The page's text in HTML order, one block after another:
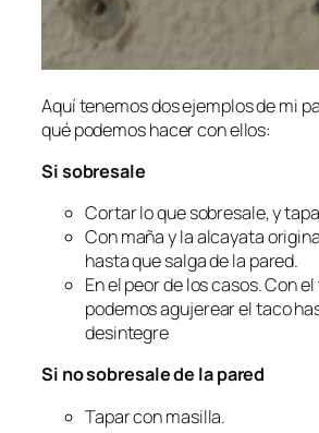
Aquí tenemos dos ejemplos de mi
qué podemos hacer con ellos:
Si sobresale
Cortar lo que sobresale, y
Con maña y la alcayata
hasta que salga de la pared.
En el peor de los casos. Con
podemos agujerear el taco
desintegre
Si no sobresale de la pared
Tapar con masilla.